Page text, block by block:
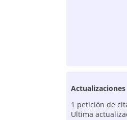
Actualizaciones
1 petición de
Ultima